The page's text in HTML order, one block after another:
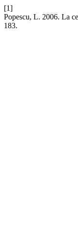
[1]
Popescu, L. 2006. La
183.